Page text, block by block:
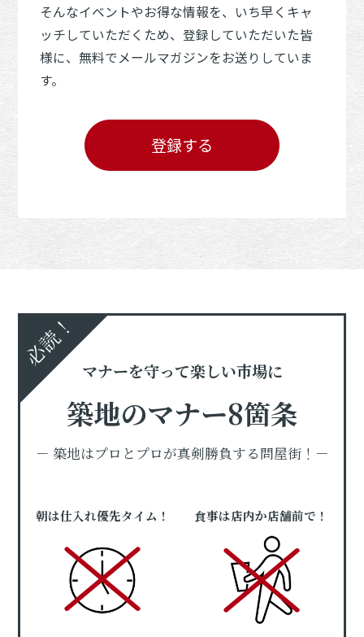
そんなイベントやお得な情報を、いち早くキャ
ッチしていただくため、登録していただいた皆
様に、無料でメールマガジンをお送りしていま
す。
登録する
必読！
マナーを守って楽しい市場に
築地のマナー8箇条
－ 築地はプロとプロが真剣勝負する問屋街！－
朝は仕入れ優先タイム！ 食事は店内か店舗前で！